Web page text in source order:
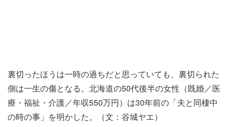
裏切ったほうは一時の過ちだと思っていても、裏切られた
側は一生の傷となる。北海道の50代後半の女性（既婚／医
療・福祉・介護／年収550万円）は30年前の「夫と同棲中
の時の事」を明かした。（文：谷城ヤエ）